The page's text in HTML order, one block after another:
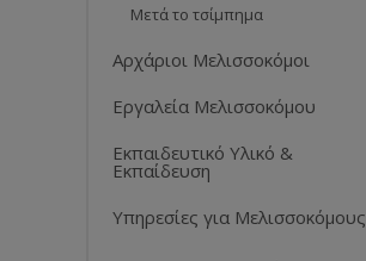
Μετά το τσίμπημα
Αρχάριοι Μελισσοκόμοι
Εργαλεία Μελισσοκόμου
Εκπαιδευτικό Υλικό &
Εκπαίδευση
Υπηρεσίες για Μελισσοκόμους